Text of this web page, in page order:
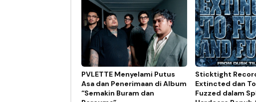
PVLETTE Menyelami Putus
Asa dan Penerimaan di Album
“Semakin Buram dan
Sticktight
Extincted dan
Fuzzed dalam